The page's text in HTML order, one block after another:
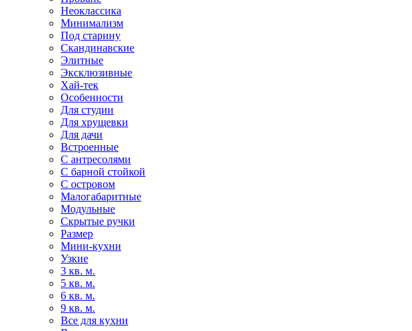
Неоклассика
Минимализм
Под старину
Скандинавские
Элитные
Эксклюзивные
Хай-тек
Особенности
Для студии
Для хрущевки
Для дачи
Встроенные
С антресолями
С барной стойкой
С островом
Малогабаритные
Модульные
Скрытые ручки
Размер
Мини-кухни
Узкие
3 кв. м.
5 кв. м.
6 кв. м.
9 кв. м.
Все для кухни